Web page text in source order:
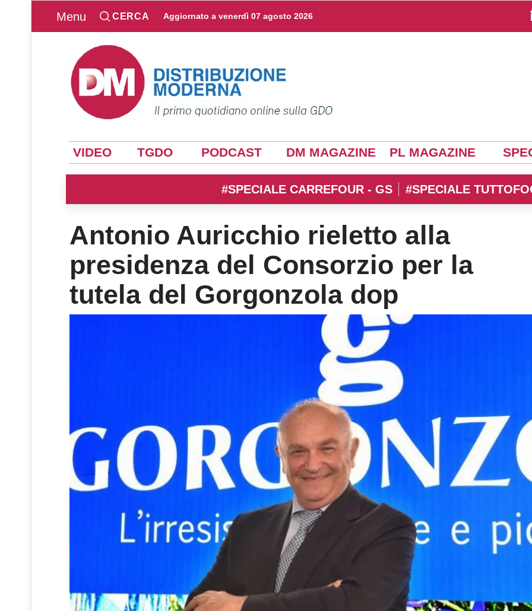
Menu CERCA Aggiornato a venerdì 07 agosto 2026
VIDEO TGDO PODCAST DM MAGAZINE PL MAGAZINE
#SPECIALE CARREFOUR - GS #SPECIALE
Antonio Auricchio rieletto alla
presidenza del Consorzio per la
tutela del Gorgonzola dop